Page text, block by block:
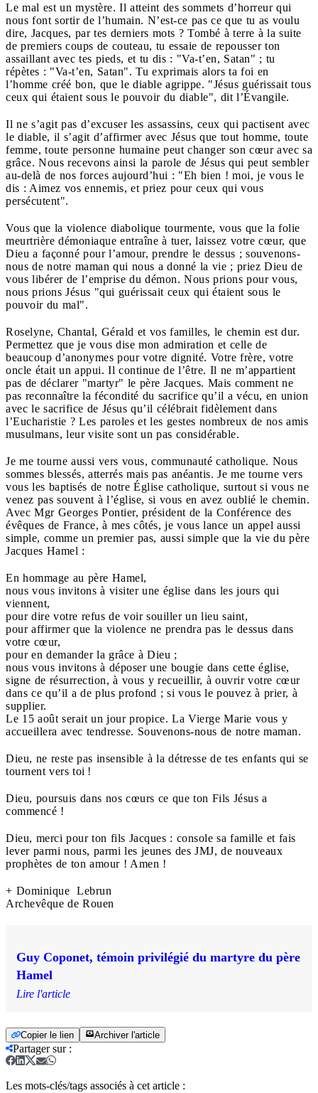
Le mal est un mystère. Il atteint des sommets d’horreur qui
nous font sortir de l’humain. N’est-ce pas ce que tu as voulu
dire, Jacques, par tes derniers mots ? Tombé à terre à la suite
de premiers coups de couteau, tu essaie de repousser ton
assaillant avec tes pieds, et tu dis : "Va-t’en, Satan" ; tu
répètes : "Va-t’en, Satan". Tu exprimais alors ta foi en
l’homme créé bon, que le diable agrippe. "Jésus guérissait tous
ceux qui étaient sous le pouvoir du diable", dit l’Évangile.
Il ne s’agit pas d’excuser les assassins, ceux qui pactisent avec
le diable, il s’agit d’affirmer avec Jésus que tout homme, toute
femme, toute personne humaine peut changer son cœur avec sa
grâce. Nous recevons ainsi la parole de Jésus qui peut sembler
au-delà de nos forces aujourd’hui : "Eh bien ! moi, je vous le
dis : Aimez vos ennemis, et priez pour ceux qui vous
persécutent".
Vous que la violence diabolique tourmente, vous que la folie
meurtrière démoniaque entraîne à tuer, laissez votre cœur, que
Dieu a façonné pour l’amour, prendre le dessus ; souvenons-
nous de notre maman qui nous a donné la vie ; priez Dieu de
vous libérer de l’emprise du démon. Nous prions pour vous,
nous prions Jésus "qui guérissait ceux qui étaient sous le
pouvoir du mal".
Roselyne, Chantal, Gérald et vos familles, le chemin est dur.
Permettez que je vous dise mon admiration et celle de
beaucoup d’anonymes pour votre dignité. Votre frère, votre
oncle était un appui. Il continue de l’être. Il ne m’appartient
pas de déclarer "martyr" le père Jacques. Mais comment ne
pas reconnaître la fécondité du sacrifice qu’il a vécu, en union
avec le sacrifice de Jésus qu’il célébrait fidèlement dans
l’Eucharistie ? Les paroles et les gestes nombreux de nos amis
musulmans, leur visite sont un pas considérable.
Je me tourne aussi vers vous, communauté catholique. Nous
sommes blessés, atterrés mais pas anéantis. Je me tourne vers
vous les baptisés de notre Église catholique, surtout si vous ne
venez pas souvent à l’église, si vous en avez oublié le chemin.
Avec Mgr Georges Pontier, président de la Conférence des
évêques de France, à mes côtés, je vous lance un appel aussi
simple, comme un premier pas, aussi simple que la vie du père
Jacques Hamel :
En hommage au père Hamel,
nous vous invitons à visiter une église dans les jours qui
viennent,
pour dire votre refus de voir souiller un lieu saint,
pour affirmer que la violence ne prendra pas le dessus dans
votre cœur,
pour en demander la grâce à Dieu ;
nous vous invitons à déposer une bougie dans cette église,
signe de résurrection, à vous y recueillir, à ouvrir votre cœur
dans ce qu’il a de plus profond ; si vous le pouvez à prier, à
supplier.
Le 15 août serait un jour propice. La Vierge Marie vous y
accueillera avec tendresse. Souvenons-nous de notre maman.
Dieu, ne reste pas insensible à la détresse de tes enfants qui se
tournent vers toi !
Dieu, poursuis dans nos cœurs ce que ton Fils Jésus a
commencé !
Dieu, merci pour ton fils Jacques : console sa famille et fais
lever parmi nous, parmi les jeunes des JMJ, de nouveaux
prophètes de ton amour ! Amen !
+ Dominique Lebrun
Archevêque de Rouen
Guy Coponet, témoin privilégié du martyre du père
Hamel
Lire l'article
Copier le lien Archiver l'article
Partager sur:
Les mots-clés/tags associés à cet article :